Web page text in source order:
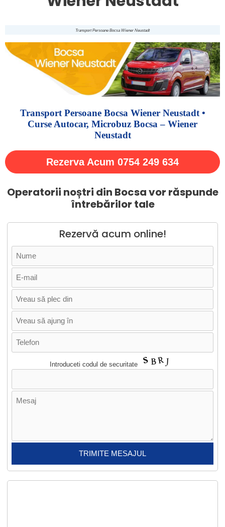
Transport Persoane Bocsa Wiener Neustadt
Transport Persoane Bocsa Wiener Neustadt •
Curse Autocar, Microbuz Bocsa – Wiener
Neustadt
Rezerva Acum 0754 249 634
Operatorii noștri din Bocsa vor răspunde
întrebărilor tale
Rezervă acum online!
Introduceti codul de securitate